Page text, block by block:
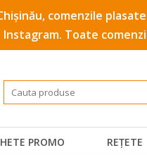
comenzile
Instagram. Toate
PROMO REȚETE